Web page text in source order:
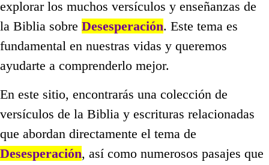
explorar los muchos versículos y enseñanzas de
la Biblia sobre Desesperación. Este tema es
fundamental en nuestras vidas y queremos
ayudarte a comprenderlo mejor.
En este sitio, encontrarás una colección de
versículos de la Biblia y escrituras relacionadas
que abordan directamente el tema de
Desesperación, así como numerosos pasajes que